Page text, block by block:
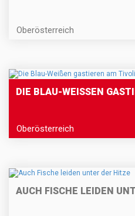
Oberösterreich
DIE BLAU-WEISSEN
Oberösterreich
AUCH FISCHE LEIDEN